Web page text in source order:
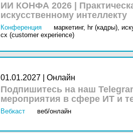
ИИ КОНФА 2026 |
искусственному интеллекту
Конференция маркетинг, hr (кадры),
cx (customer experience)
01.01.2027 | Онлайн
Подпишитесь на наш
мероприятия в сфере ИТ и
Вебкаст веб/онлайн